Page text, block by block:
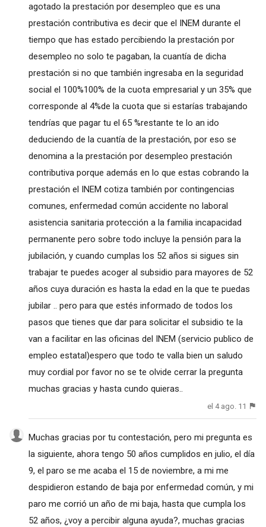
agotado la prestación por desempleo que es una
prestación contributiva es decir que el INEM durante el
tiempo que has estado percibiendo la prestación por
desempleo no solo te pagaban, la cuantía de dicha
prestación si no que también ingresaba en la seguridad
social el 100%100% de la cuota empresarial y un 35% que
corresponde al 4%de la cuota que si estarías trabajando
tendrías que pagar tu el 65 %restante te lo an ido
deduciendo de la cuantía de la prestación, por eso se
denomina a la prestación por desempleo prestación
contributiva porque además en lo que estas cobrando la
prestación el INEM cotiza también por contingencias
comunes, enfermedad común accidente no laboral
asistencia sanitaria protección a la familia incapacidad
permanente pero sobre todo incluye la pensión para la
jubilación, y cuando cumplas los 52 años si sigues sin
trabajar te puedes acoger al subsidio para mayores de 52
años cuya duración es hasta la edad en la que te puedas
jubilar .. pero para que estés informado de todos los
pasos que tienes que dar para solicitar el subsidio te la
van a facilitar en las oficinas del INEM (servicio publico de
empleo estatal)espero que todo te valla bien un saludo
muy cordial por favor no se te olvide cerrar la pregunta
muchas gracias y hasta cundo quieras..
el 4 ago. 11
Muchas gracias por tu contestación, pero mi pregunta es
la siguiente, ahora tengo 50 años cumplidos en julio, el día
9, el paro se me acaba el 15 de noviembre, a mi me
despidieron estando de baja por enfermedad común, y mi
paro me corrió un año de mi baja, hasta que cumpla los
52 años, ¿voy a percibir alguna ayuda?, muchas gracias